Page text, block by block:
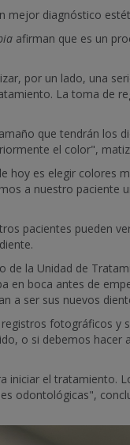
mejor diagnóstico
afirman que es un
por un lado, una
La toma de
que tendrán los
el color",
hoy es elegir colores
a nuestro
pacientes pueden
de la Unidad de
en boca antes de
a ser sus nuevos
fotográficos
o si debemos
iniciar el
odontológicas",